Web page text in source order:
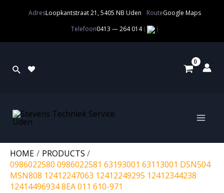
AdresLoopkantstraat 21, 5405 NB Uden RouteGoogle Maps
Telefoon0413 — 264 014( )
HOME
PRODUCTS
0986022580 0986022581 63193001 63113001 DSN504
MSN808 12412247063 12412249295 12412344238
12414496934 8EA 011 610-971